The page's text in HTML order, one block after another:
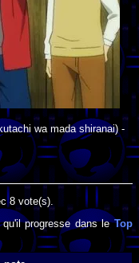
wa mada shiranai) -
8 vote(s).
progresse dans leTop